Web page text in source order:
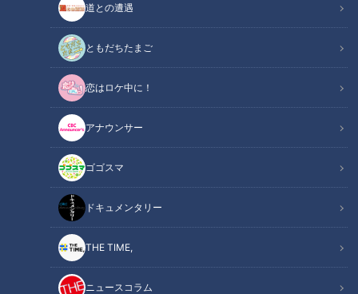
道との遭遇
ともだちたまご
恋はロケ中に！
アナウンサー
ゴゴスマ
ドキュメンタリー
THE TIME,
ニュースコラム
この記事の画像
この記事を見たあなたへのおすすめ